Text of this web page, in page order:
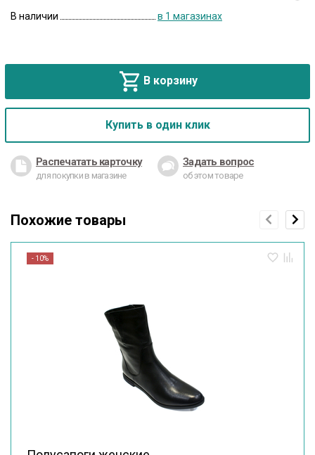
В наличии
в 1 магазинах
В корзину
Купить в один клик
Распечатать карточку
для покупки в магазине
Задать вопрос
об этом товаре
Похожие товары
- 10%